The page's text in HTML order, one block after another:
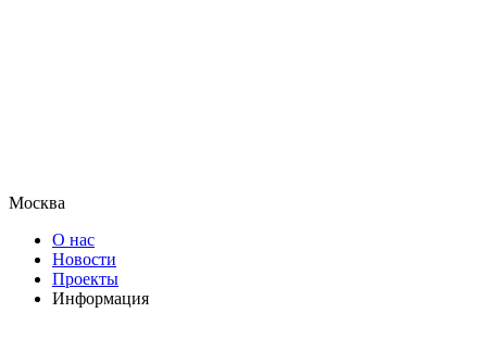
Москва
О нас
Новости
Проекты
Информация